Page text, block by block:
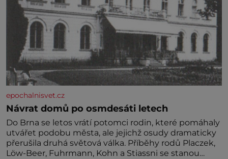
epochalnisvet.cz
Návrat domů po osmdesáti letech
Do Brna se letos vrátí potomci rodin, které pomáhaly
utvářet podobu města, ale jejichž osudy dramaticky
přerušila druhá světová válka. Příběhy rodů Placzek,
Löw-Beer, Fuhrmann, Kohn a Stiassni se stanou